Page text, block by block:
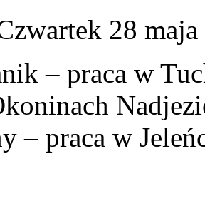
28
– praca w
– praca w